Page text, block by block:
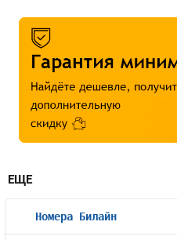
ЕЩЕ
Номера Билайн